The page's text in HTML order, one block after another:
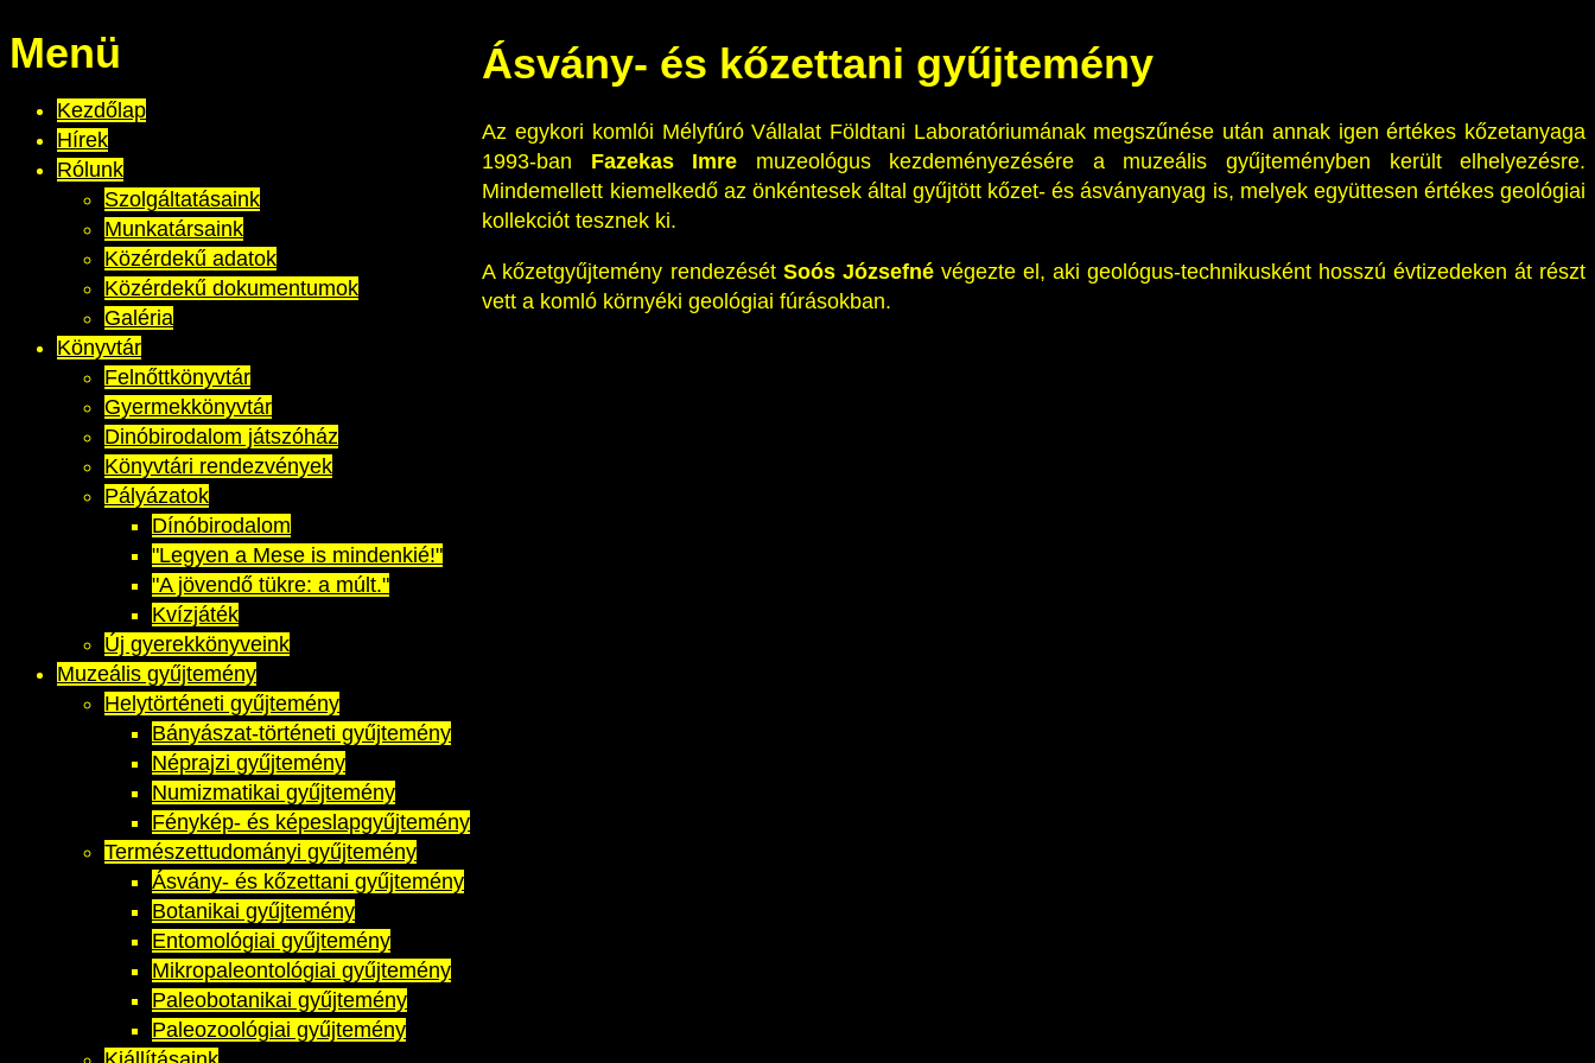
Menü
Kezdőlap
Hírek
Rólunk
Szolgáltatásaink
Munkatársaink
Közérdekű adatok
Közérdekű dokumentumok
Galéria
Könyvtár
Felnőttkönyvtár
Gyermekkönyvtár
Dinóbirodalom játszóház
Könyvtári rendezvények
Pályázatok
Dínóbirodalom
"Legyen a Mese is mindenkié!"
"A jövendő tükre: a múlt."
Kvízjáték
Új gyerekkönyveink
Muzeális gyűjtemény
Helytörténeti gyűjtemény
Bányászat-történeti gyűjtemény
Néprajzi gyűjtemény
Numizmatikai gyűjtemény
Fénykép- és képeslapgyűjtemény
Természettudományi gyűjtemény
Ásvány- és kőzettani gyűjtemény
Botanikai gyűjtemény
Entomológiai gyűjtemény
Mikropaleontológiai gyűjtemény
Paleobotanikai gyűjtemény
Paleozoológiai gyűjtemény
Ásvány- és kőzettani gyűjtemény
Az egykori komlói Mélyfúró Vállalat Földtani Laboratóriumának megszűnése után annak igen értékes kőzetanyaga
1993-ban Fazekas Imre muzeológus kezdeményezésére a muzeális gyűjteményben került elhelyezésre.
Mindemellett kiemelkedő az önkéntesek által gyűjtött kőzet- és ásványanyag is, melyek együttesen értékes geológiai
kollekciót tesznek ki.
A kőzetgyűjtemény rendezését Soós Józsefnévégezte el, aki geológus-technikusként hosszú évtizedeken át részt
vett a komló környéki geológiai fúrásokban.